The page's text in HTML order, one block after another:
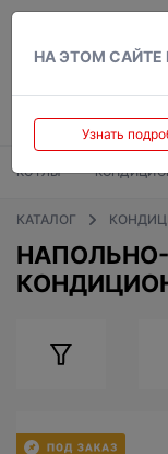
НА ЭТОМ САЙТЕ
Узнать
КОТЛЫ
КАТАЛОГ